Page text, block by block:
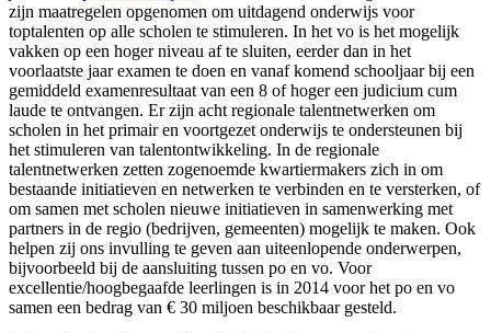
zijn maatregelen opgenomen om uitdagend onderwijs voor
toptalenten op alle scholen te stimuleren. In het vo is het mogelijk
vakken op een hoger niveau af te sluiten, eerder dan in het
voorlaatste jaar examen te doen en vanaf komend schooljaar bij een
gemiddeld examenresultaat van een 8 of hoger een judicium cum
laude te ontvangen. Er zijn acht regionale talentnetwerken om
scholen in het primair en voortgezet onderwijs te ondersteunen bij
het stimuleren van talentontwikkeling. In de regionale
talentnetwerken zetten zogenoemde kwartiermakers zich in om
bestaande initiatieven en netwerken te verbinden en te versterken, of
om samen met scholen nieuwe initiatieven in samenwerking met
partners in de regio (bedrijven, gemeenten) mogelijk te maken. Ook
helpen zij ons invulling te geven aan uiteenlopende onderwerpen,
bijvoorbeeld bij de aansluiting tussen po en vo. Voor
excellentie/hoogbegaafde leerlingen is in 2014 voor het po en vo
samen een bedrag van € 30 miljoen beschikbaar gesteld.